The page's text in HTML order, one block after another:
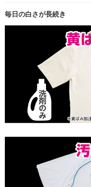
毎日の白さが長続き